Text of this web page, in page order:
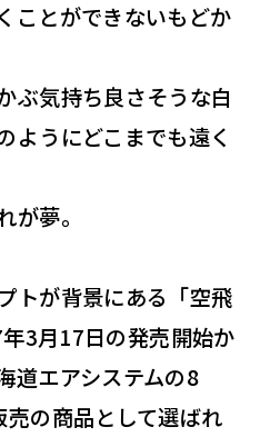
ことができないもどか
ぶ気持ち良さそうな白
ようにどこまでも遠く
が夢。
トが背景にある「空飛
3月17日の発売開始か
道エアシステムの8
の商品として選ばれ